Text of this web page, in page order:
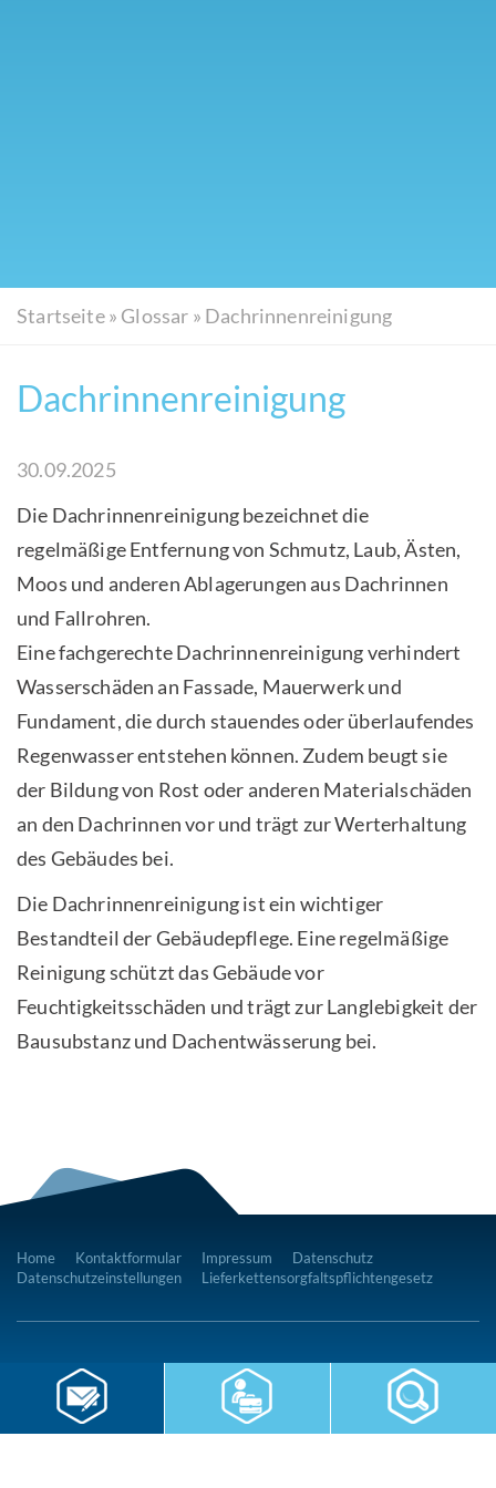
Startseite» Glossar » Dachrinnenreinigung
Dachrinnenreinigung
30.09.2025
Die Dachrinnenreinigung bezeichnet die
regelmäßige Entfernung von Schmutz, Laub, Ästen,
Moos und anderen Ablagerungen aus Dachrinnen
und Fallrohren.
Eine fachgerechte Dachrinnenreinigung verhindert
Wasserschäden an Fassade, Mauerwerk und
Fundament, die durch stauendes oder überlaufendes
Regenwasser entstehen können. Zudem beugt sie
der Bildung von Rost oder anderen Materialschäden
an den Dachrinnen vor und trägt zur Werterhaltung
des Gebäudes bei.
Die Dachrinnenreinigung ist ein wichtiger
Bestandteil der Gebäudepflege. Eine regelmäßige
Reinigung schützt das Gebäude vor
Feuchtigkeitsschäden und trägt zur Langlebigkeit der
Bausubstanz und Dachentwässerung bei.
Home Kontaktformular Impressum
Datenschutz
Datenschutzeinstellungen
Lieferkettensorgfaltspflichtengesetz
RWS Gruppe
Gebäudeservice